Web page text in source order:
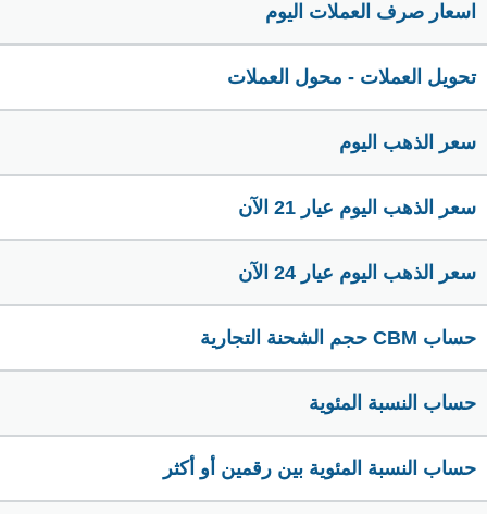
اسعار صرف العملات اليوم
تحويل العملات - محول العملات
سعر الذهب اليوم
سعر الذهب اليوم عيار 21 الآن
سعر الذهب اليوم عيار 24 الآن
حساب CBM حجم الشحنة التجارية
حساب النسبة المئوية
حساب النسبة المئوية بين رقمين أو أكثر